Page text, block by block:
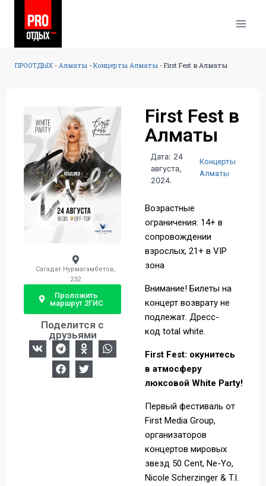
ПРООТДЫХ - Алматы - Концерты Алматы - First Fest в Алматы
Сагадат Нурмагамбетов,
232
Проложить
маршрут 2ГИС
Поделится с
друзьями
First Fest в
Алматы
Дата: 24
августа,
2024.
Концерты
Алматы
Возрастные
ограничения: 14+ в
сопровождении
взрослых, 21+ в VIP
зона
Внимание! Билеты на
концерт возврату не
подлежат. Дресс-
код total white.
First Fest: окунитесь
в атмосферу
люксовой White Party!
Первый фестиваль от
First Media Group,
организаторов
концертов мировых
звезд 50 Cent, Ne-Yo,
Nicole Scherzinger & T.I.